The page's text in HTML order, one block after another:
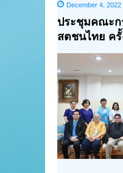
December 4, 2022
ประชุมคณะก
สตชนไทย ครั้